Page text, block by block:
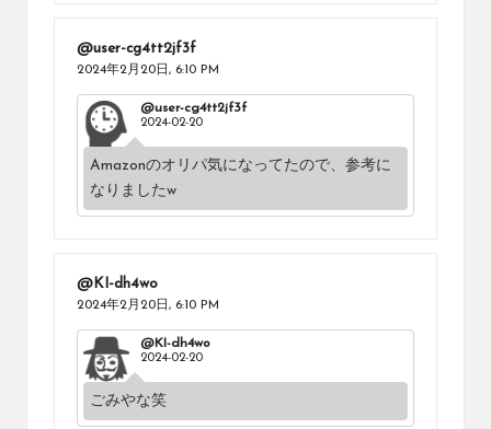
@user-cg4tt2jf3f
2024年2月20日, 6:10 PM
@user-cg4tt2jf3f
2024-02-20
Amazonのオリパ気になってたので、参考に
なりましたw
@KI-dh4wo
2024年2月20日, 6:10 PM
@KI-dh4wo
2024-02-20
ごみやな笑